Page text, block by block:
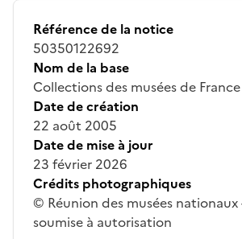
Référence de la notice
50350122692
Nom de la base
Collections des musées de
Date de création
22 août 2005
Date de mise à jour
23 février 2026
Crédits photographiques
© Réunion des musées
soumise à autorisation